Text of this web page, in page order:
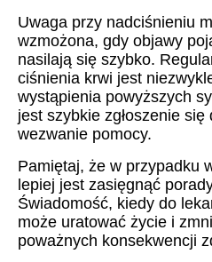
Uwaga przy nadciśnieniu
wzmożona, gdy objawy
nasilają się szybko.
ciśnienia krwi jest
wystąpienia powyższych
jest szybkie zgłoszenie
wezwanie pomocy.
Pamiętaj, że w przypadku
lepiej jest zasięgnąć
Świadomość, kiedy do
może uratować życie i
poważnych konsekwencji